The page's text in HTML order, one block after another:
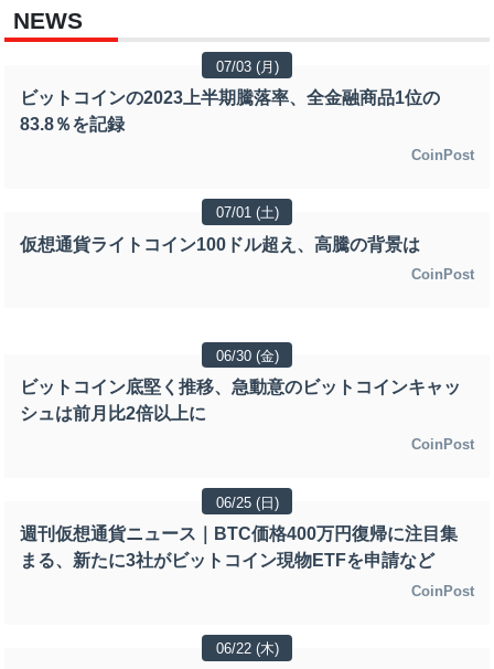
NEWS
07/03 (月)
ビットコインの2023上半期騰落率、全金融商品1位の
83.8％を記録
CoinPost
07/01 (土)
仮想通貨ライトコイン100ドル超え、高騰の背景は
CoinPost
06/30 (金)
ビットコイン底堅く推移、急動意のビットコインキャッ
シュは前月比2倍以上に
CoinPost
06/25 (日)
週刊仮想通貨ニュース｜BTC価格400万円復帰に注目集
まる、新たに3社がビットコイン現物ETFを申請など
CoinPost
06/22 (木)